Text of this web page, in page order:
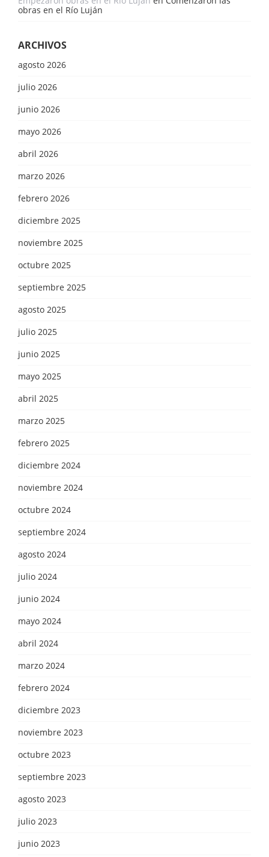
obras en el Río Luján
ARCHIVOS
agosto 2026
julio 2026
junio 2026
mayo 2026
abril 2026
marzo 2026
febrero 2026
diciembre 2025
noviembre 2025
octubre 2025
septiembre 2025
agosto 2025
julio 2025
junio 2025
mayo 2025
abril 2025
marzo 2025
febrero 2025
diciembre 2024
noviembre 2024
octubre 2024
septiembre 2024
agosto 2024
julio 2024
junio 2024
mayo 2024
abril 2024
marzo 2024
febrero 2024
diciembre 2023
noviembre 2023
octubre 2023
septiembre 2023
agosto 2023
julio 2023
junio 2023